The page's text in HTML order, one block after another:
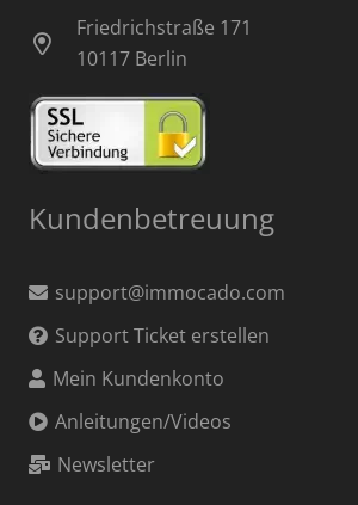
Friedrichstraße 171
10117 Berlin
Kundenbetreuung
support@immocado.com
Support Ticket erstellen
Mein Kundenkonto
Anleitungen/Videos
Newsletter